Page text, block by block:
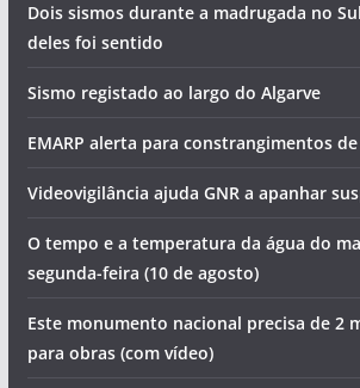
Dois sismos durante a madrugada no
deles foi sentido
Sismo registado ao largo do Algarve
EMARP alerta para constrangimentos
Videovigilância ajuda GNR a apanhar
O tempo e a temperatura da água do
segunda-feira (10 de agosto)
Este monumento nacional precisa de 2
para obras (com vídeo)